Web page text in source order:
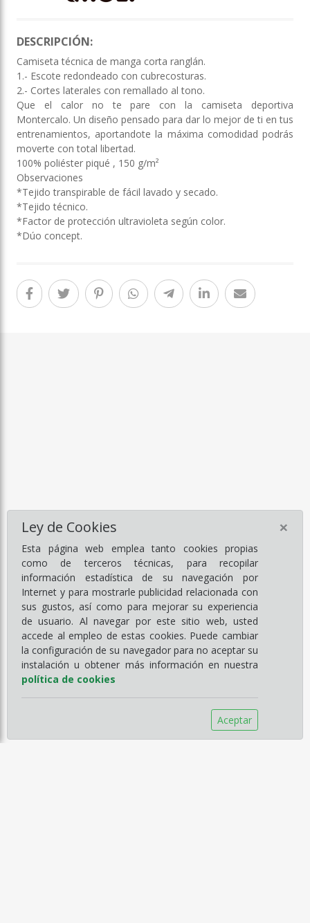
Ley de Cookies
Esta página web emplea tanto cookies propias
como de terceros técnicas, para recopilar
información estadística de su navegación por
Internet y para mostrarle publicidad relacionada con
sus gustos, así como para mejorar su experiencia
de usuario. Al navegar por este sitio web, usted
accede al empleo de estas cookies. Puede cambiar
la configuración de su navegador para no aceptar su
instalación u obtener más información en nuestra
política de cookies
Aceptar
×
DESCRIPCIÓN:
Camiseta técnica de manga corta ranglán.
1.- Escote redondeado con cubrecosturas.
2.- Cortes laterales con remallado al tono.
Que el calor no te pare con la camiseta deportiva
Montercalo. Un diseño pensado para dar lo mejor de ti en tus
entrenamientos, aportandote la máxima comodidad podrás
moverte con total libertad.
100% poliéster piqué , 150 g/m²
Observaciones
*Tejido transpirable de fácil lavado y secado.
*Tejido técnico.
*Factor de protección ultravioleta según color.
*Dúo concept.